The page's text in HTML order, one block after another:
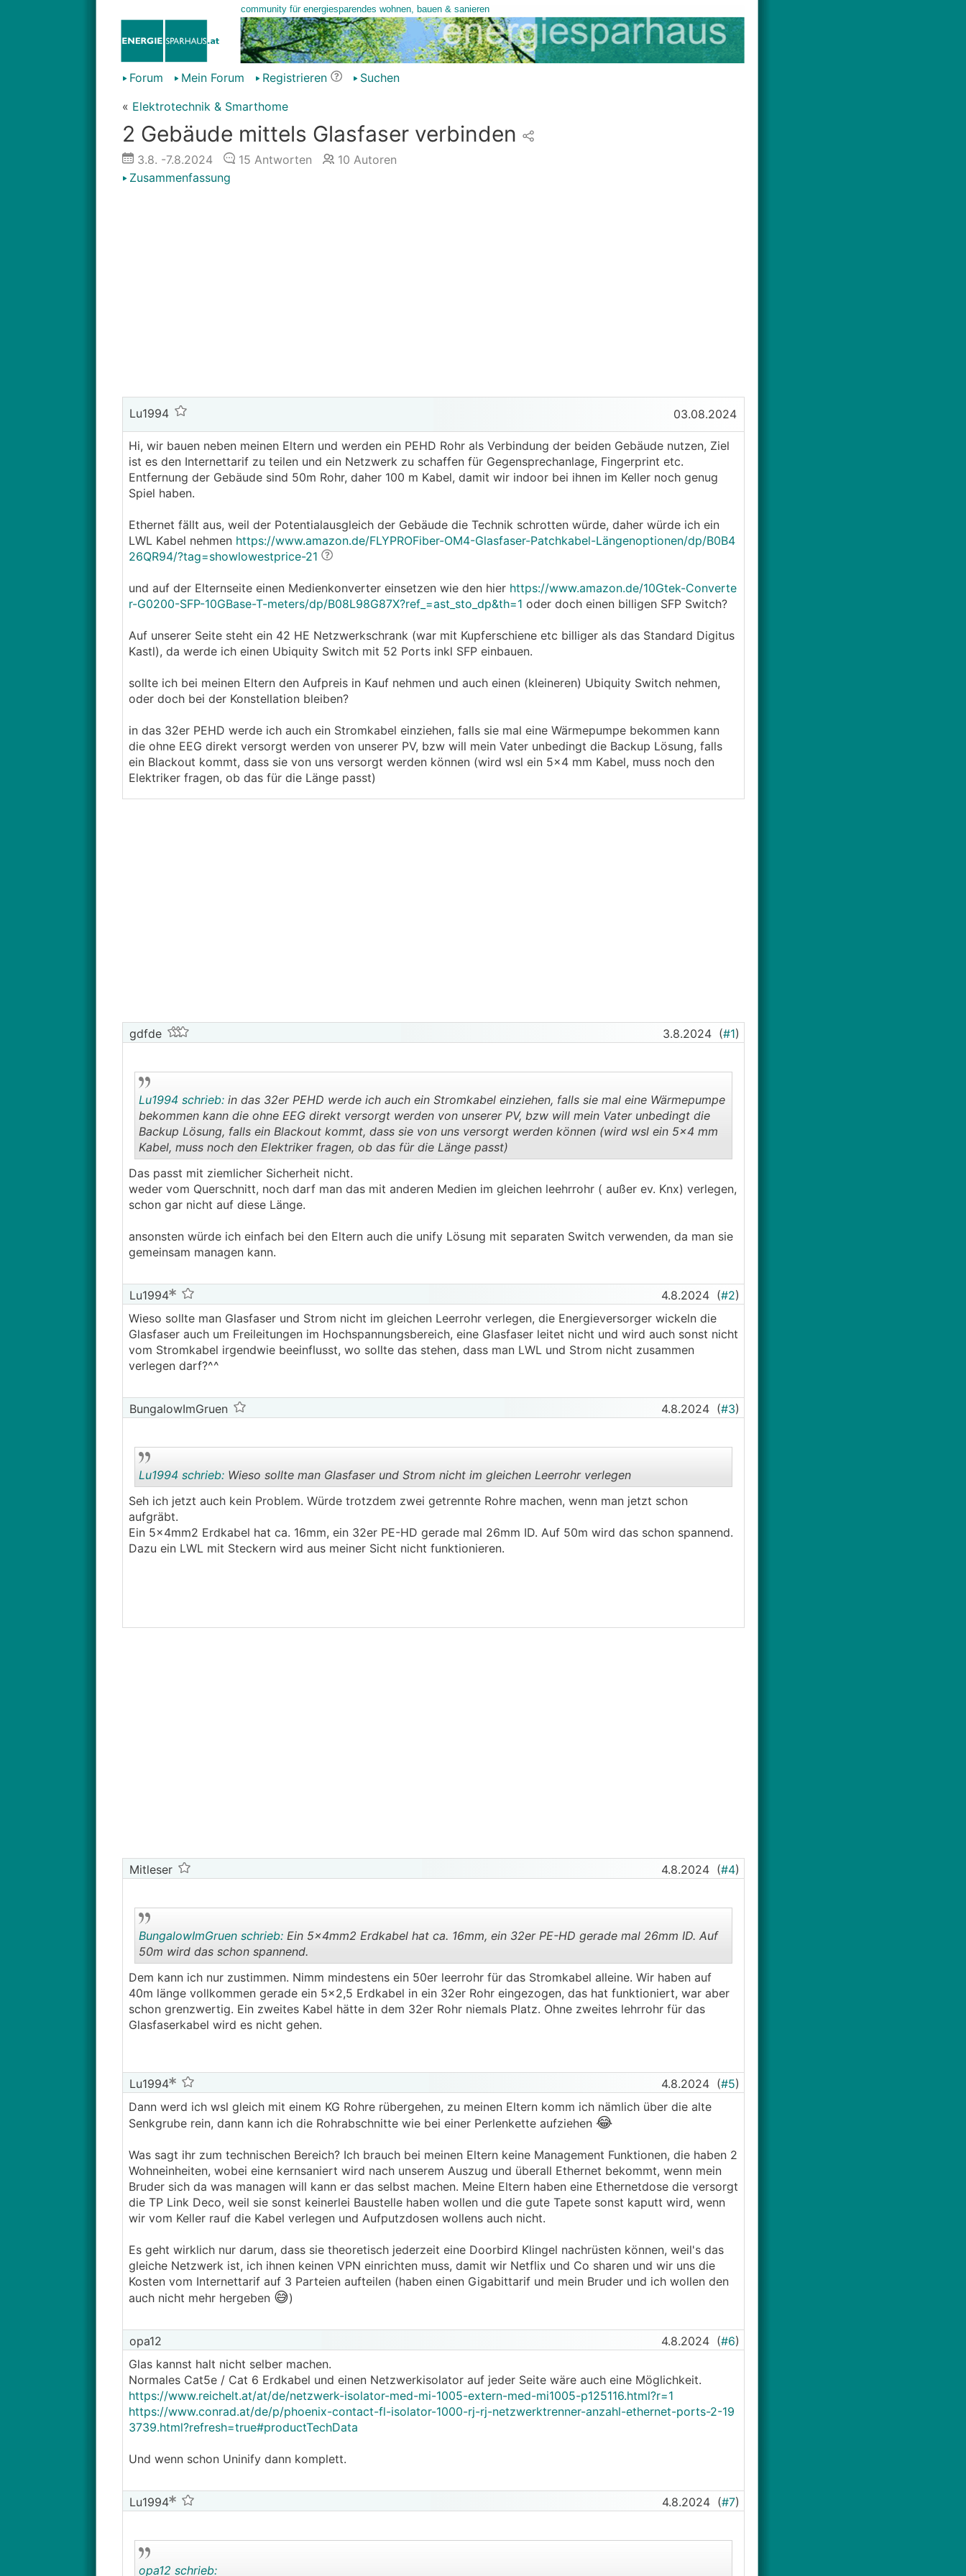
Forum Mein Forum Registrieren
Suchen
« Elektrotechnik & Smarthome
2 Gebäude mittels Glasfaser verbinden
3.8. -7.8.2024 15 Antworten 10 Autoren
Zusammenfassung
Lu1994 03.08.2024
Hi, wir bauen neben meinen Eltern und werden ein PEHD Rohr als Verbindung der beiden Gebäude nutzen, Ziel
ist es den Internettarif zu teilen und ein Netzwerk zu schaffen für Gegensprechanlage, Fingerprint etc.
Entfernung der Gebäude sind 50m Rohr, daher 100 m Kabel, damit wir indoor bei ihnen im Keller noch genug
Spiel haben.
Ethernet fällt aus, weil der Potentialausgleich der Gebäude die Technik schrotten würde, daher würde ich ein
LWL Kabel nehmen https://www.amazon.de/FLYPROFiber-OM4-Glasfaser-Patchkabel-Längenoptionen/dp/B0B4
26QR94/?tag=showlowestprice-21
und auf der Elternseite einen Medienkonverter einsetzen wie den hier https://www.amazon.de/10Gtek-Converte
r-G0200-SFP-10GBase-T-meters/dp/B08L98G87X?ref_=ast_sto_dp&th=1 oder doch einen billigen SFP Switch?
Auf unserer Seite steht ein 42 HE Netzwerkschrank (war mit Kupferschiene etc billiger als das Standard Digitus
Kastl), da werde ich einen Ubiquity Switch mit 52 Ports inkl SFP einbauen.
sollte ich bei meinen Eltern den Aufpreis in Kauf nehmen und auch einen (kleineren) Ubiquity Switch nehmen,
oder doch bei der Konstellation bleiben?
in das 32er PEHD werde ich auch ein Stromkabel einziehen, falls sie mal eine Wärmepumpe bekommen kann
die ohne EEG direkt versorgt werden von unserer PV, bzw will mein Vater unbedingt die Backup Lösung, falls
ein Blackout kommt, dass sie von uns versorgt werden können (wird wsl ein 5x4 mm Kabel, muss noch den
Elektriker fragen, ob das für die Länge passt)
gdfde 3.8.2024 (#1)
..
Lu1994 schrieb:in das 32er PEHD werde ich auch ein Stromkabel einziehen, falls sie mal eine Wärmepumpe
bekommen kann die ohne EEG direkt versorgt werden von unserer PV, bzw will mein Vater unbedingt die
Backup Lösung, falls ein Blackout kommt, dass sie von uns versorgt werden können (wird wsl ein 5x4 mm
Kabel, muss noch den Elektriker fragen, ob das für die Länge passt)
Das passt mit ziemlicher Sicherheit nicht.
weder vom Querschnitt, noch darf man das mit anderen Medien im gleichen leehrrohr ( außer ev. Knx) verlegen,
schon gar nicht auf diese Länge.
ansonsten würde ich einfach bei den Eltern auch die unify Lösung mit separaten Switch verwenden, da man sie
gemeinsam managen kann.
Lu1994 4.8.2024 (#2)
Wieso sollte man Glasfaser und Strom nicht im gleichen Leerrohr verlegen, die Energieversorger wickeln die
Glasfaser auch um Freileitungen im Hochspannungsbereich, eine Glasfaser leitet nicht und wird auch sonst nicht
vom Stromkabel irgendwie beeinflusst, wo sollte das stehen, dass man LWL und Strom nicht zusammen
verlegen darf?^^
BungalowImGruen 4.8.2024 (#3)
..
Lu1994 schrieb:Wieso sollte man Glasfaser und Strom nicht im gleichen Leerrohr verlegen
Seh ich jetzt auch kein Problem. Würde trotzdem zwei getrennte Rohre machen, wenn man jetzt schon
aufgräbt.
Ein 5x4mm2 Erdkabel hat ca. 16mm, ein 32er PE-HD gerade mal 26mm ID. Auf 50m wird das schon spannend.
Dazu ein LWL mit Steckern wird aus meiner Sicht nicht funktionieren.
Mitleser 4.8.2024 (#4)
..
BungalowImGruen schrieb:Ein 5x4mm2 Erdkabel hat ca. 16mm, ein 32er PE-HD gerade mal 26mm ID. Auf
50m wird das schon spannend.
Dem kann ich nur zustimmen. Nimm mindestens ein 50er leerrohr für das Stromkabel alleine. Wir haben auf
40m länge vollkommen gerade ein 5x2,5 Erdkabel in ein 32er Rohr eingezogen, das hat funktioniert, war aber
schon grenzwertig. Ein zweites Kabel hätte in dem 32er Rohr niemals Platz. Ohne zweites lehrrohr für das
Glasfaserkabel wird es nicht gehen.
Lu1994 4.8.2024 (#5)
Dann werd ich wsl gleich mit einem KG Rohre rübergehen, zu meinen Eltern komm ich nämlich über die alte
Senkgrube rein, dann kann ich die Rohrabschnitte wie bei einer Perlenkette aufziehen 😂
Was sagt ihr zum technischen Bereich? Ich brauch bei meinen Eltern keine Management Funktionen, die haben 2
Wohneinheiten, wobei eine kernsaniert wird nach unserem Auszug und überall Ethernet bekommt, wenn mein
Bruder sich da was managen will kann er das selbst machen. Meine Eltern haben eine Ethernetdose die versorgt
die TP Link Deco, weil sie sonst keinerlei Baustelle haben wollen und die gute Tapete sonst kaputt wird, wenn
wir vom Keller rauf die Kabel verlegen und Aufputzdosen wollens auch nicht.
Es geht wirklich nur darum, dass sie theoretisch jederzeit eine Doorbird Klingel nachrüsten können, weil's das
gleiche Netzwerk ist, ich ihnen keinen VPN einrichten muss, damit wir Netflix und Co sharen und wir uns die
Kosten vom Internettarif auf 3 Parteien aufteilen (haben einen Gigabittarif und mein Bruder und ich wollen den
auch nicht mehr hergeben 😅)
opa12 4.8.2024 (#6)
Glas kannst halt nicht selber machen.
Normales Cat5e / Cat 6 Erdkabel und einen Netzwerkisolator auf jeder Seite wäre auch eine Möglichkeit.
https://www.reichelt.at/at/de/netzwerk-isolator-med-mi-1005-extern-med-mi1005-p125116.html?r=1
https://www.conrad.at/de/p/phoenix-contact-fl-isolator-1000-rj-rj-netzwerktrenner-anzahl-ethernet-ports-2-19
3739.html?refresh=true#productTechData
Und wenn schon Uninify dann komplett.
Lu1994 4.8.2024 (#7)
opa12 schrieb: